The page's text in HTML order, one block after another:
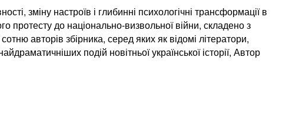
зміну настроїв і глибинні психологічні трансформації в
протесту до національно-визвольної війни, складено з
авторів збірника, серед яких як відомі літератори,
подій новітньої української історії, Автор